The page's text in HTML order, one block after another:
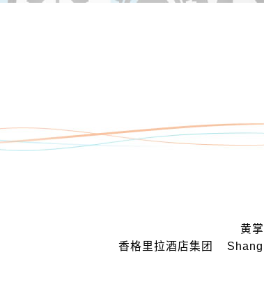
黄
香格里拉酒店集团